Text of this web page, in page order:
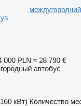
000 PLN ≈ 28 790 €
автобус
кВт) Количество